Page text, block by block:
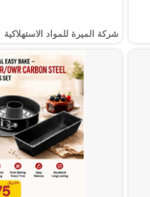
شركة الميرة للمواد الاستهلاكية